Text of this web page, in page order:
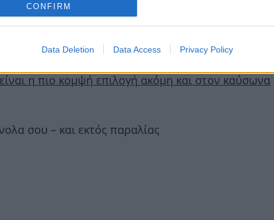
CONFIRM
Data Deletion Data Access Privacy Policy
χρειάζεσαι για να το υιοθετήσεις σαν μία jet
η πιο κομψή επιλογή ακόμη και στον καύσωνα
σου – και εκτός παραλίας